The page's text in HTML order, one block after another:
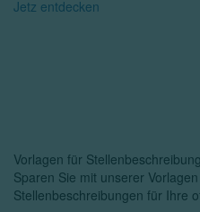
Jetz entdecken
Vorlagen für
Sparen Sie mit unserer
Stellenbeschreibungen für Ihre